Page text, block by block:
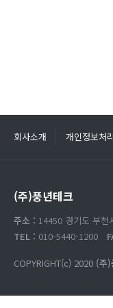
회사소개 개인정보처
(주)풍년테크
주소 : 14450 경기도 부천
TEL : 010-5440-1200
COPYRIGHT(c) 2020 (주)